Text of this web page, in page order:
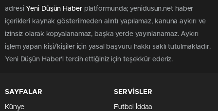
adresi Yeni Düşün Haberplatformunda; yenidusun.net haber
içerikleri kaynak gösterilmeden alıntı yapılamaz, kanuna aykırı ve
izinsiz olarak kopyalanamaz, başka yerde yayınlanamaz. Aykırı
işlem yapan kişi/kişiler için yasal başvuru hakkı saklı tutulmaktadır.
Yeni Düşün Haber'i tercih ettiğiniz için teşekkür ederiz.
SAYFALAR
Künye
SERVİSLER
Futbol İddaa